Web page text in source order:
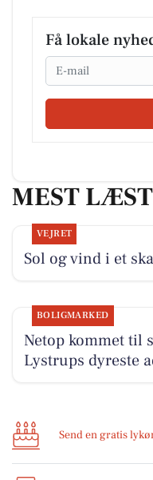
Få lokale
Email
MEST
VEJRET
Sol og vind i et
BOLIGMARKED
Netop kommet til
Lystrups dyreste
Send en gratis